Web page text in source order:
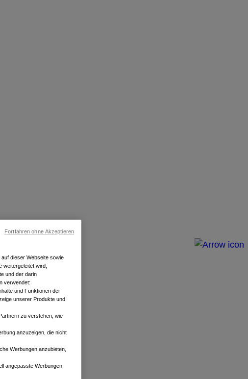
dieser Webseite sowie
wird,
und der darin
verwendet:
und Funktionen der
unserer Produkte und
zu verstehen, wie
anzuzeigen, die nicht
Werbungen anzubieten,
angepasste Werbungen
Fortfahren ohne Akzeptieren